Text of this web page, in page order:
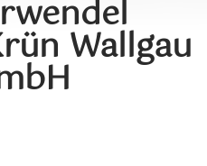
Wallgau